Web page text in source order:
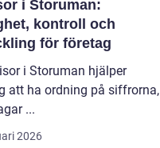
i Storuman:
kontroll och
för företag
i Storuman hjälper
att ha ordning på siffrorna,
...
2026